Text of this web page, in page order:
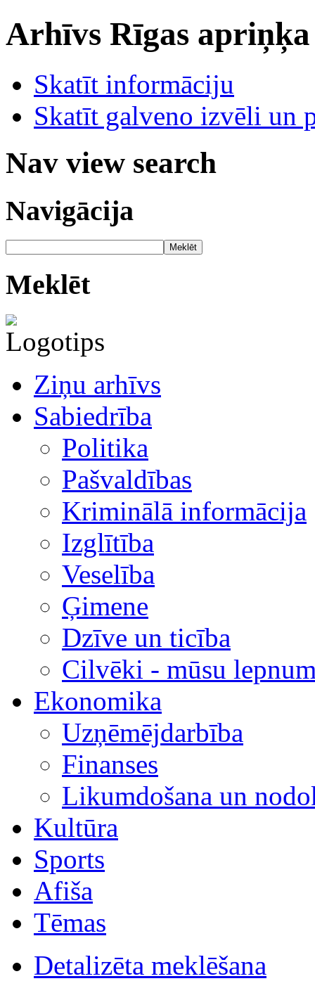
Arhīvs Rīgas
Skatīt informāciju
Skatīt galveno izvēli un
Nav view search
Navigācija
Meklēt
Meklēt
Ziņu arhīvs
Sabiedrība
Politika
Pašvaldības
Kriminālā informācija
Izglītība
Veselība
Ģimene
Dzīve un ticība
Cilvēki - mūsu
Ekonomika
Uzņēmējdarbība
Finanses
Likumdošana un
Kultūra
Sports
Afiša
Tēmas
Detalizēta meklēšana